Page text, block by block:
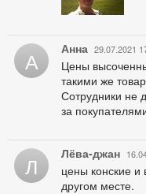
А Анна 29.07.2021
Цены
такими же
Сотрудники не
за
Л Лёва-джан
цены конские и
другом месте.